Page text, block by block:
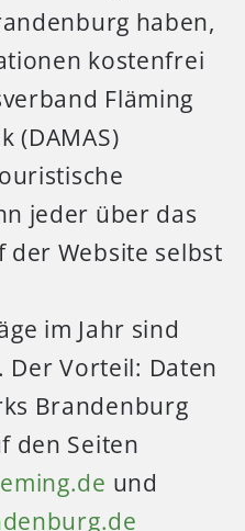
haben,
kostenfrei
Fläming
(DAMAS)
jeder über das
Website selbst
im Jahr sind
Vorteil: Daten
Brandenburg
den Seiten
und